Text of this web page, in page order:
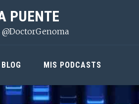
PUENTE
BLOG MIS PODCASTS